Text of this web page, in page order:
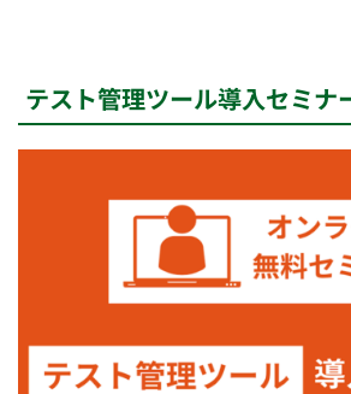
テスト管理ツール導入セミナ